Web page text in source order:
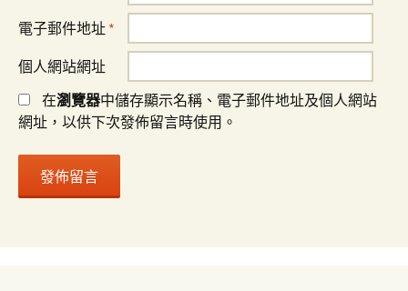
電子郵件地址 *
個人網站網址
在瀏覽器中儲存顯示名稱、電子郵件地址及個人網站
網址，以供下次發佈留言時使用。